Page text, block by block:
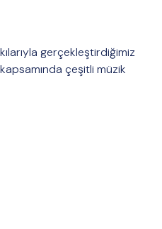
gerçekleştirdiğimiz
çeşitli müzik